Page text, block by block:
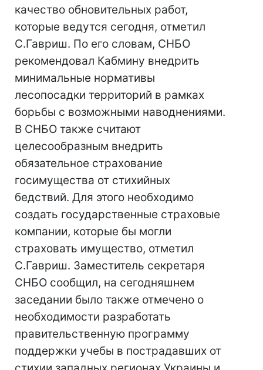
качество обновительных работ,
которые ведутся сегодня, отметил
С.Гавриш. По его словам, СНБО
рекомендовал Кабмину внедрить
минимальные нормативы
лесопосадки территорий в рамках
борьбы с возможными наводнениями.
В СНБО также считают
целесообразным внедрить
обязательное страхование
госимущества от стихийных
бедствий. Для этого необходимо
создать государственные страховые
компании, которые бы могли
страховать имущество, отметил
С.Гавриш. Заместитель секретаря
СНБО сообщил, на сегодняшнем
заседании было также отмечено о
необходимости разработать
правительственную программу
поддержки учебы в пострадавших от